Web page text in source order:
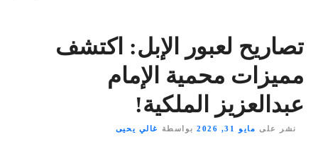
تصاريح لعبور الإبل: اكتشف
مميزات محمية الإمام
عبدالعزيز الملكية!
نشر على مايو 31, 2026 بواسطة غالي يحيى